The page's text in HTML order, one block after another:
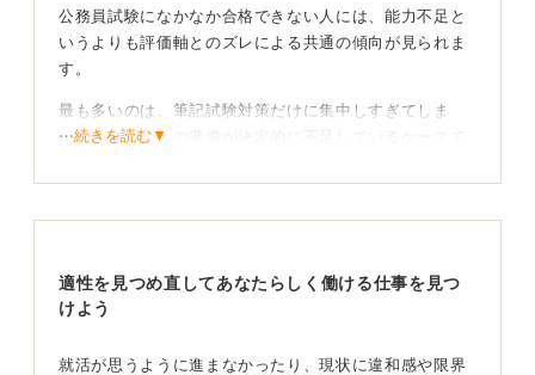
公務員試験になかなか合格できない人には、能力不足と
いうよりも評価軸とのズレによる共通の傾向が見られま
す。
最も多いのは、筆記試験対策だけに集中しすぎてしま
い、人物評価への準備が決定的に不足しているケースで
知識量だけを積み上げてきた人ほど、自分の経験を言語
⋯続きを読む▼
適性を見つめ直してあなたらしく働ける仕事を見つ
けよう
就活が思うように進まなかったり、現状に違和感や限界